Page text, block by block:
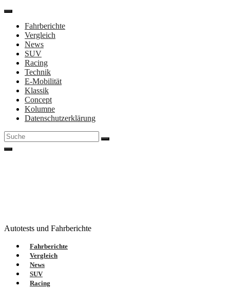
Direkt
Inhalt
Fahrberichte
Vergleich
News
SUV
Racing
Technik
E-Mobilität
Klassik
Concept
Kolumne
Datenschutzerklärung
Suche
nach:
Autotests und Fahrberichte
Fahrberichte
Vergleich
News
SUV
Racing